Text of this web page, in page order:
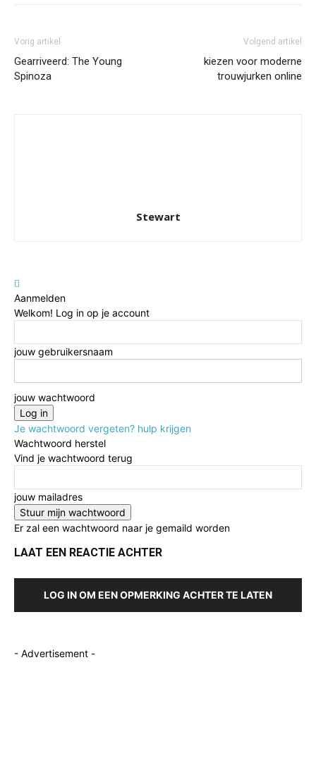
Vorig artikel
Gearriveerd: The Young
Spinoza
Volgend artikel
kiezen voor moderne
trouwjurken online
Stewart
Aanmelden
Welkom! Log in op je account
jouw gebruikersnaam
jouw wachtwoord
Je wachtwoord vergeten? hulp krijgen
Wachtwoord herstel
Vind je wachtwoord terug
jouw mailadres
Er zal een wachtwoord naar je gemaild worden
LAAT EEN REACTIE ACHTER
LOG IN OM EEN OPMERKING ACHTER TE LATEN
- Advertisement -